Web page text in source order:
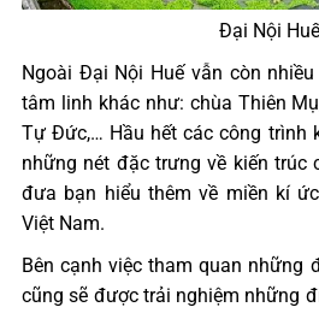
Đại Nội Huế
Ngoài Đại Nội Huế vẫn còn
tâm linh khác như: chùa Thiên
Tự Đức,… Hầu hết các công trình
những nét đặc trưng về kiến trúc
đưa bạn hiểu thêm về miền kí
Việt Nam.
Bên cạnh việc tham quan những
cũng sẽ được trải nghiệm những